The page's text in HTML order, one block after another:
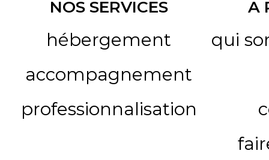
NOS SERVICES
hébergement
accompagnement
professionnalisation
A
qui